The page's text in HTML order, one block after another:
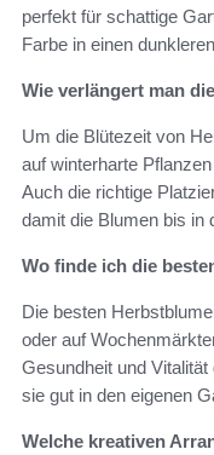
perfekt für schattige
Farbe in einen
Wie verlängert man
Um die Blütezeit von
auf winterharte
Auch die richtige
damit die Blumen bis in
Wo finde ich die
Die besten
oder auf
Gesundheit und
sie gut in den eigenen
Welche kreativen